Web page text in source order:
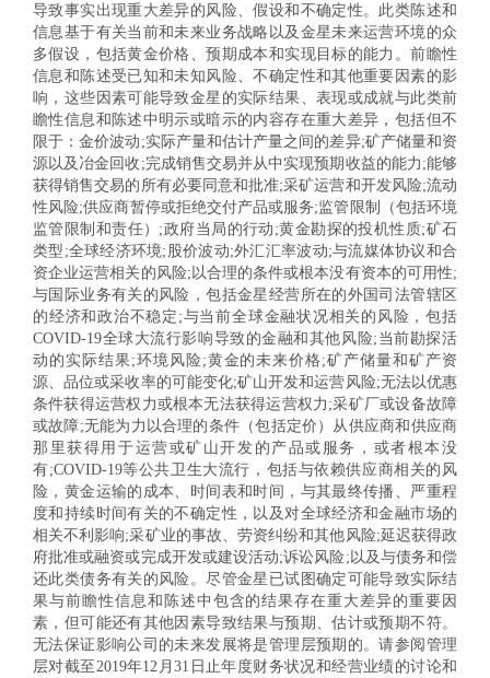
导致事实出现重大差异的风险、假设和不确定性。此类陈述和
信息基于有关当前和未来业务战略以及金星未来运营环境的众
多假设，包括黄金价格、预期成本和实现目标的能力。前瞻性
信息和陈述受已知和未知风险、不确定性和其他重要因素的影
响，这些因素可能导致金星的实际结果、表现或成就与此类前
瞻性信息和陈述中明示或暗示的内容存在重大差异，包括但不
限于：金价波动;实际产量和估计产量之间的差异;矿产储量和资
源以及冶金回收;完成销售交易并从中实现预期收益的能力;能够
获得销售交易的所有必要同意和批准;采矿运营和开发风险;流动
性风险;供应商暂停或拒绝交付产品或服务;监管限制（包括环境
监管限制和责任）;政府当局的行动;黄金勘探的投机性质;矿石
类型;全球经济环境;股价波动;外汇汇率波动;与流媒体协议和合
资企业运营相关的风险;以合理的条件或根本没有资本的可用性;
与国际业务有关的风险，包括金星经营所在的外国司法管辖区
的经济和政治不稳定;与当前全球金融状况相关的风险，包括
COVID-19全球大流行影响导致的金融和其他风险;当前勘探活
动的实际结果;环境风险;黄金的未来价格;矿产储量和矿产资
源、品位或采收率的可能变化;矿山开发和运营风险;无法以优惠
条件获得运营权力或根本无法获得运营权力;采矿厂或设备故障
或故障;无能为力以合理的条件（包括定价）从供应商和供应商
那里获得用于运营或矿山开发的产品或服务，或者根本没
有;COVID-19等公共卫生大流行，包括与依赖供应商相关的风
险，黄金运输的成本、时间表和时间，与其最终传播、严重程
度和持续时间有关的不确定性，以及对全球经济和金融市场的
相关不利影响;采矿业的事故、劳资纠纷和其他风险;延迟获得政
府批准或融资或完成开发或建设活动;诉讼风险;以及与债务和偿
还此类债务有关的风险。尽管金星已试图确定可能导致实际结
果与前瞻性信息和陈述中包含的结果存在重大差异的重要因
素，但可能还有其他因素导致结果与预期、估计或预期不符。
无法保证影响公司的未来发展将是管理层预期的。请参阅管理
层对截至2019年12月31日止年度财务状况和经营业绩的讨论和